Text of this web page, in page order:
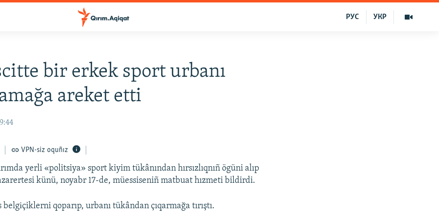
УКР
РУС
bir erkek sport urbanı
areket etti
VPN-siz oquñız
yerli «politsiya» sport kiyim tükânından hırsızlıqnıñ ögüni alıp
künü, noyabr 17-de, müessiseniñ matbuat hızmeti bildirdi.
qoparıp, urbanı tükândan çıqarmağa tırıştı.